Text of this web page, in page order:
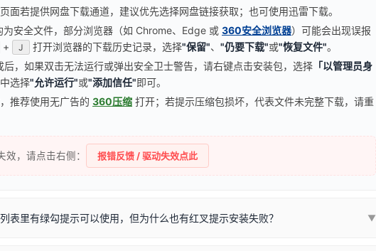
面若提供网盘下载通道，建议优先选择网盘链接获取；也可使用迅雷下载。
为安全文件，部分浏览器（如 Chrome、Edge 或 360安全浏览器）可能会出现误报
+ J 打开浏览器的下载历史记录，选择"保留"、 "仍要下载"或"恢复文件"。
后，如果双击无法运行或弹出安全卫士警告，请右键点击安装包，选择 「以管理员身
选择"允许运行"或"添加信任"即可。
推荐使用无广告的 360压缩 打开；若提示压缩包损坏，代表文件未完整下载，请重
，请点击右侧： 报错反馈 / 驱动失效点此
表里有绿勾提示可以使用，但为什么也有红叉提示安装失败？ ▼